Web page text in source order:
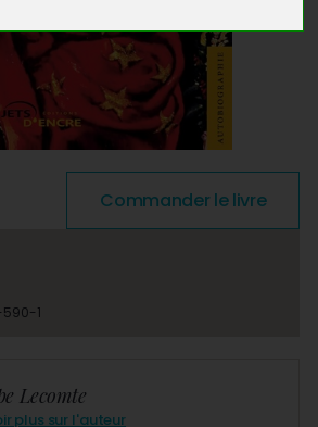
Lecomte
plus sur l'auteur
Commander le livre
1